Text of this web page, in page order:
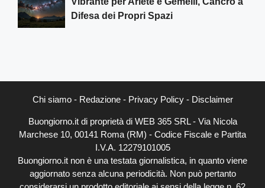
Difesa dei Propri Spazi
Chi siamo- Redazione- Privacy Policy- Disclaimer
Buongiorno.it di proprietà di WEB 365 SRL - Via Nicola
Marchese 10, 00141 Roma (RM) - Codice Fiscale e Partita
I.V.A. 12279101005
Buongiorno.it non è una testata giornalistica, in quanto viene
aggiornato senza alcuna periodicità. Non può pertanto